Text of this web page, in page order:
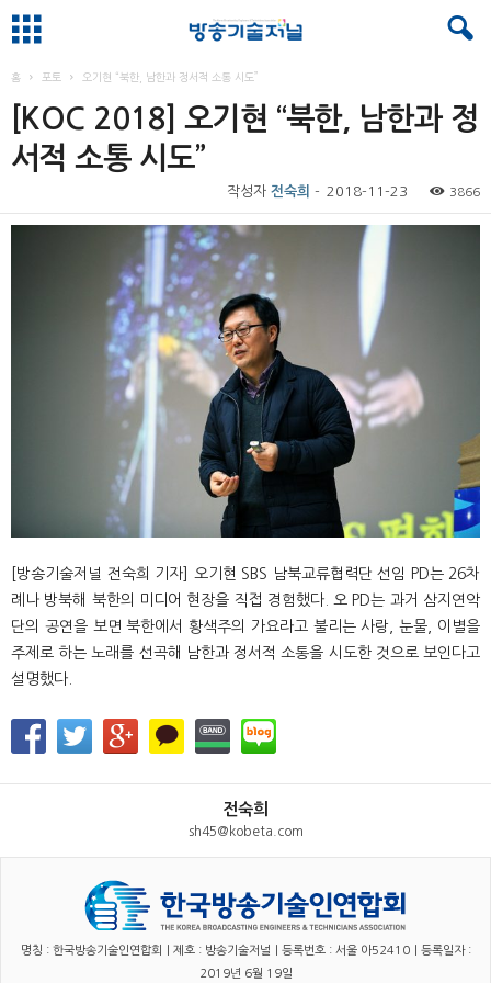
홈 포토 오기현 “북한, 남한과 정서적 소통 시도”
[KOC 2018] 오기현 “북한, 남한과 정
서적 소통 시도”
작성자 전숙희 - 2018-11-23 3866
[방송기술저널 전숙희 기자] 오기현 SBS 남북교류협력단 선임 PD는 26차
례나 방북해 북한의 미디어 현장을 직접 경험했다. 오 PD는 과거 삼지연악
단의 공연을 보면 북한에서 황색주의 가요라고 불리는 사랑, 눈물, 이별을
주제로 하는 노래를 선곡해 남한과 정서적 소통을 시도한 것으로 보인다고
설명했다.
전숙희
sh45@kobeta.com
명칭 : 한국방송기술인연합회｜제호 : 방송기술저널｜등록번호 : 서울 아52410｜등록일자 :
2019년 6월 19일